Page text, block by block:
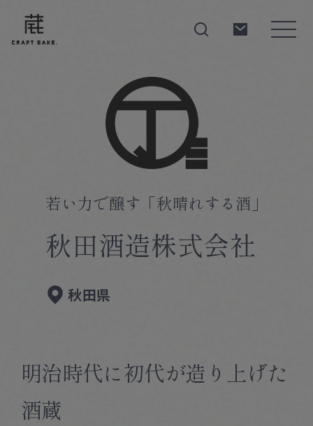
Producers
JA EN CH
若い力で醸す「秋晴れする酒」
秋田酒造株式会社
秋田県
明治時代に初代が造り上げた
酒蔵